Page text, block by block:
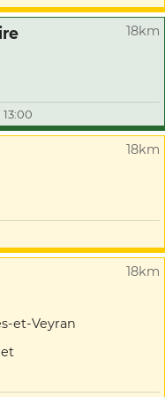
18km
18km
18km
et-Veyran